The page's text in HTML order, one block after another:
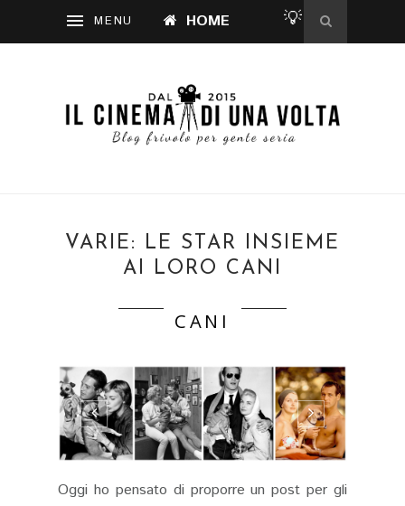
HOME 💡
VARIE: LE STAR INSIEME
AI LORO CANI
CANI
Oggi ho pensato di proporre un post per gli